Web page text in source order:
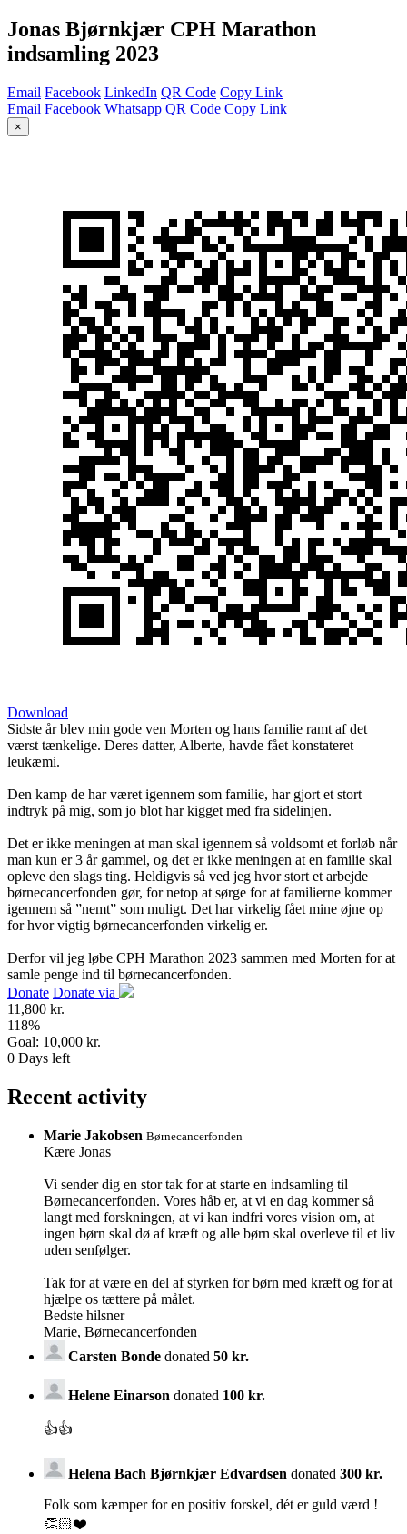
Jonas Bjørnkjær CPH Marathon
indsamling 2023
Email Facebook LinkedIn QR Code Copy Link
Email Facebook Whatsapp QR Code Copy Link
×
Download
Sidste år blev min gode ven Morten og hans familie ramt af det
værst tænkelige. Deres datter, Alberte, havde fået konstateret
leukæmi.
Den kamp de har været igennem som familie, har gjort et stort
indtryk på mig, som jo blot har kigget med fra sidelinjen.
Det er ikke meningen at man skal igennem så voldsomt et forløb når
man kun er 3 år gammel, og det er ikke meningen at en familie skal
opleve den slags ting. Heldigvis så ved jeg hvor stort et arbejde
børnecancerfonden gør, for netop at sørge for at familierne kommer
igennem så ”nemt” som muligt. Det har virkelig fået mine øjne op
for hvor vigtig børnecancerfonden virkelig er.
Derfor vil jeg løbe CPH Marathon 2023 sammen med Morten for at
samle penge ind til børnecancerfonden.
Donate Donate via
11,800 kr.
118%
Goal: 10,000 kr.
0 Days left
Recent activity
Marie Jakobsen Børnecancerfonden
Kære Jonas
Vi sender dig en stor tak for at starte en indsamling til
Børnecancerfonden. Vores håb er, at vi en dag kommer så
langt med forskningen, at vi kan indfri vores vision om, at
ingen børn skal dø af kræft og alle børn skal overleve til et liv
uden senfølger.
Tak for at være en del af styrken for børn med kræft og for at
hjælpe os tættere på målet.
Bedste hilsner
Marie, Børnecancerfonden
Carsten Bonde donated 50 kr.
Helene Einarson donated 100 kr.
👍👍
Helena Bach Bjørnkjær Edvardsen donated 300 kr.
Folk som kæmper for en positiv forskel, dét er guld værd !
👏🏻❤️